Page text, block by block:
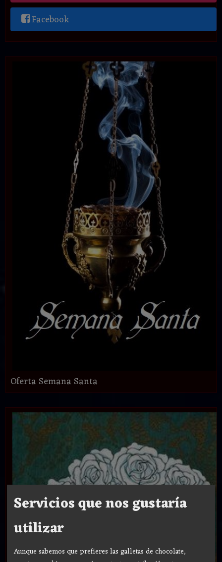
Facebook
Oferta Semana Santa
Servicios que nos gustaría
utilizar
Aunque sabemos que prefieres las galletas de chocolate,